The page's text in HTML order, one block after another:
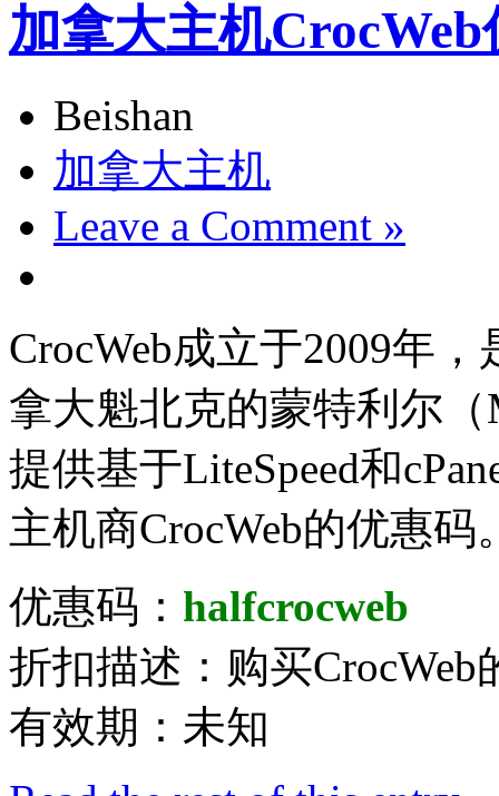
加拿大主机
Beishan
加拿大主机
Leave a Comment »
CrocWeb成立于2009年
拿大魁北克的蒙特利尔（
提供基于LiteSpeed和
主机商CrocWeb的优惠码
优惠码： halfcrocweb
折扣描述：购买
有效期：未知